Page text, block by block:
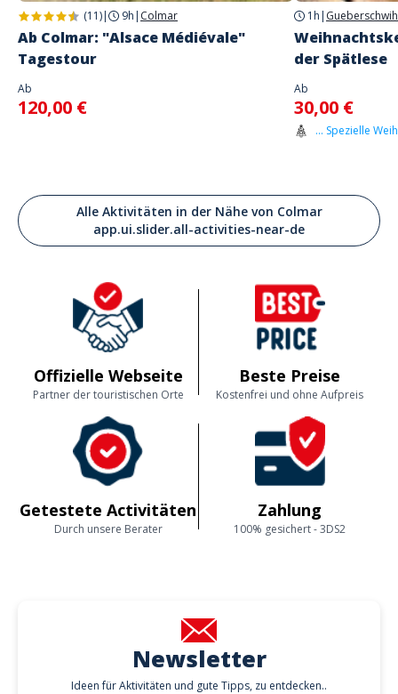
Kundenmeinungen
(11)| 9h | Colmar
Ab Colmar: "Alsace Médiévale"
Tagestour
Ab
120,00 €
1h |
der Spätlese
Ab
30,00 €
... Spezielle
Alle Aktivitäten in der Nähe von Colmar
app.ui.slider.all-activities-near-de
Offizielle Webseite
Partner der touristischen Orte
Beste Preise
Kostenfrei und ohne Aufpreis
Getestete Activitäten
Durch unsere Berater
Zahlung
100% gesichert - 3DS2
Newsletter
Ideen für Aktivitäten und gute Tipps, zu entdecken..